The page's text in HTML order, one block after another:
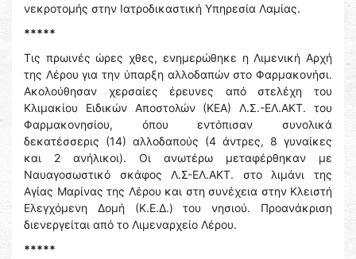
νεκροτομής στην Ιατροδικαστική Υπηρεσία Λαμίας.
*****
Τις πρωινές ώρες χθες, ενημερώθηκε η Λιμενική Αρχή
της Λέρου για την ύπαρξη αλλοδαπών στο Φαρμακονήσι.
Ακολούθησαν χερσαίες έρευνες από στελέχη του
Κλιμακίου Ειδικών Αποστολών (ΚΕΑ) Λ.Σ.-ΕΛ.ΑΚΤ. του
Φαρμακονησίου, όπου εντόπισαν συνολικά
δεκατέσσερις (14) αλλοδαπούς (4 άντρες, 8 γυναίκες
και 2 ανήλικοι). Οι ανωτέρω μεταφέρθηκαν με
Ναυαγοσωστικό σκάφος Λ.Σ-ΕΛ.ΑΚΤ. στο λιμάνι της
Αγίας Μαρίνας της Λέρου και στη συνέχεια στην Κλειστή
Ελεγχόμενη Δομή (Κ.Ε.Δ.) του νησιού. Προανάκριση
διενεργείται από το Λιμεναρχείο Λέρου.
*****